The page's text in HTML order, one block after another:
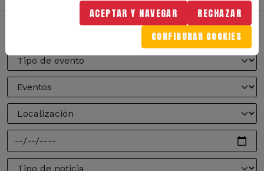
ACEPTAR Y NAVEGAR RECHAZAR
CONFIGURAR COOKIES